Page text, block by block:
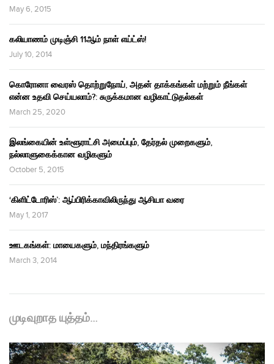
May 6, 2015
கலியாணம் முடிஞ்சி 11ஆம் நாள் எய்ட்ஸ்!
July 10, 2014
கொரோனா வைரஸ் தொற்றுநோய், அதன் தாக்கங்கள் மற்றும் நீங்கள்
என்ன உதவி செய்யலாம்?: சுருக்கமான வழிகாட்டுதல்கள்
March 25, 2020
இலங்கையின் உள்ளூராட்சி அமைப்பும், தேர்தல் முறைகளும்,
நல்லாளுகைக்கான வழிகளும்
October 5, 2015
‘கிளிட்டோரிஸ்’: ஆப்பிரிக்காவிலிருந்து ஆசியா வரை
May 1, 2017
ஊடகங்கள்: மாயைகளும், மந்திரங்களும்
March 3, 2014
முடிவுறாத யுத்தம்…